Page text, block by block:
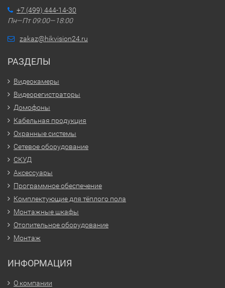
+7 (499) 444-14-30
Пн—Пт 09:00—18:00
zakaz@hikvision24.ru
РАЗДЕЛЫ
Видеокамеры
Видеорегистраторы
Домофоны
Кабельная продукция
Охранные системы
Сетевое оборудование
СКУД
Аксессуары
Программное обеспечение
Комплектующие для тёплого пола
Монтажные шкафы
Отопительное оборудование
Монтаж
ИНФОРМАЦИЯ
О компании